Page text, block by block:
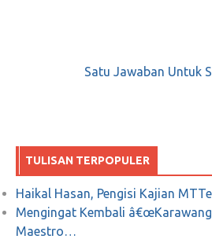
Satu Jawaban Untuk
TULISAN TERPOPULER
Haikal Hasan, Pengisi Kajian
Mengingat Kembali
Maestro…